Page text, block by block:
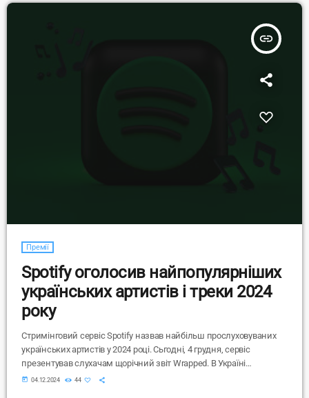
insert_link
Премії
Spotify оголосив найпопулярніших
українських артистів і треки 2024
року
Стримінговий сервіс Spotify назвав найбільш прослуховуваних
українських артистів у 2024 році. Сьгодні, 4 грудня, сервіс
презентував слухачам щорічний звіт Wrapped. В Україні
найбільшу кількість прослуховувань отримала співачка Klavdia
today 04.12.2024 44